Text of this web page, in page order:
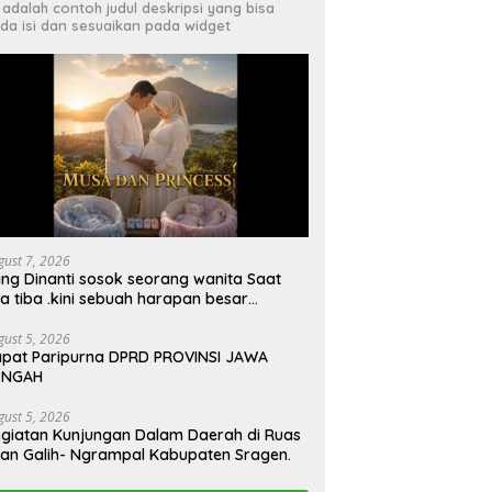
adalah contoh judul deskripsi yang bisa
isi dan sesuaikan pada widget
7, 2026
Dinanti sosok seorang wanita Saat
tiba .kini sebuah harapan besar
menciptakan lagu Untuk si buah
yang berjudul Musa & Princes.
5, 2026
Paripurna DPRD PROVINSI JAWA
5, 2026
Kunjungan Dalam Daerah di Ruas
Galih- Ngrampal Kabupaten Sragen.